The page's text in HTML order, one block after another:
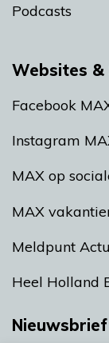
Podcasts
Websites &
Facebook
Instagram
MAX op
MAX
Meldpunt
Heel Holland
Nieuwsbrief